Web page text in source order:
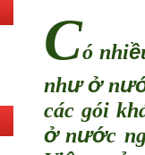
Có nhiề
như ởn
các gói
ởnước